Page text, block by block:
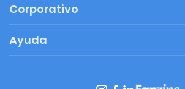
Corporativo
Regalos originales
Ayuda